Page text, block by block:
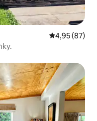
Évaluation
4,95 (87)
appréciés